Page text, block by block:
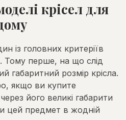
крісел для
із головних критеріїв
Тому перше, на що слід
габаритний розмір крісла.
якщо ви купите
його великі габарити
цей предмет в жодній